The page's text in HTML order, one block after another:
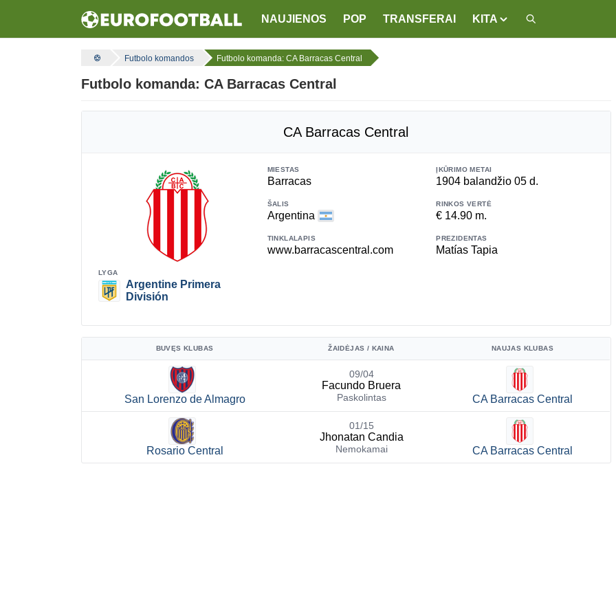
NAUJIENOS POP TRANSFERAI KITA
Futbolo komandos Futbolo komanda: CA Barracas Central
Futbolo komanda: CA Barracas Central
CA Barracas Central
MIESTAS
Barracas
ĮKŪRIMO METAI
1904 balandžio 05 d.
ŠALIS
Argentina
RINKOS VERTĖ
€ 14.90 m.
TINKLALAPIS
www.barracascentral.com
PREZIDENTAS
Matías Tapia
LYGA
Argentine Primera
División
BUVĘS KLUBAS ŽAIDĖJAS / KAINA NAUJAS KLUBAS
San Lorenzo de Almagro
09/04
Facundo Bruera
Paskolintas CA Barracas Central
Rosario Central
01/15
Jhonatan Candia
Nemokamai CA Barracas Central